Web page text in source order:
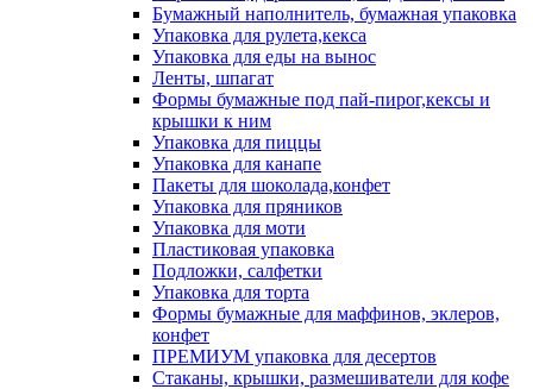
Бумажный наполнитель, бумажная упаковка
Упаковка для рулета,кекса
Упаковка для еды на вынос
Ленты, шпагат
Формы бумажные под пай-пирог,кексы и
крышки к ним
Упаковка для пиццы
Упаковка для канапе
Пакеты для шоколада,конфет
Упаковка для пряников
Упаковка для моти
Пластиковая упаковка
Подложки, салфетки
Упаковка для торта
Формы бумажные для маффинов, эклеров,
конфет
ПРЕМИУМ упаковка для десертов
Стаканы, крышки, размешиватели для кофе